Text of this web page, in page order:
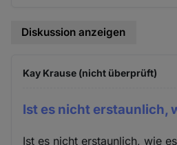
Diskussion anzeigen
Kay Krause (nicht überprüft)
Ist es nicht erstaunlich,
Ist es nicht erstaunlich, wie